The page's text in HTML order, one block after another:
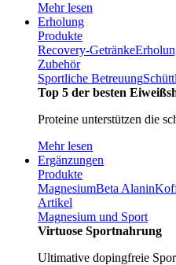
Mehr lesen
Erholung
Produkte
Recovery-Getränke
Zubehör
Sportliche Betreuung
Top 5 der besten
Proteine unterstützen die
Mehr lesen
Ergänzungen
Produkte
MagnesiumBeta Alanin
Artikel
Magnesium und Sport
Virtuose Sportnahrung
Ultimative dopingfreie